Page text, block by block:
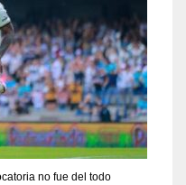
no fue del todo